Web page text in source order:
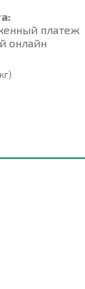
платеж
онлайн